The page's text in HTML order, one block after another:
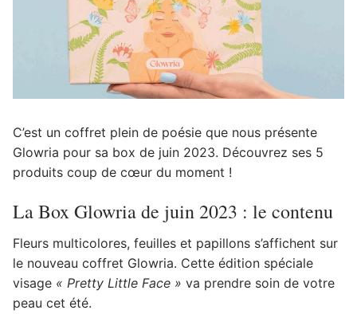
C’est un coffret plein de poésie que nous présente
Glowria pour sa box de juin 2023. Découvrez ses 5
produits coup de cœur du moment !
La Box Glowria de juin 2023 : le contenu
Fleurs multicolores, feuilles et papillons s’affichent sur
le nouveau coffret Glowria. Cette édition spéciale
visage « Pretty Little Face » va prendre soin de votre
peau cet été.